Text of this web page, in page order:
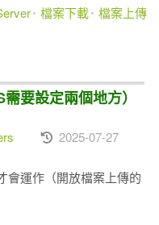
檔案下載 檔案上傳
要設定兩個地方）
2025-07-27
會運作（開放檔案上傳的